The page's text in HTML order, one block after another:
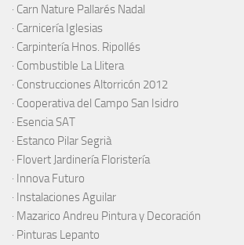
· Carn Nature Pallarés Nadal
· Carnicería Iglesias
· Carpintería Hnos. Ripollés
· Combustible La Llitera
· Construcciones Altorricón 2012
· Cooperativa del Campo San Isidro
· Esencia SAT
· Estanco Pilar Segrià
· Flovert Jardinería Floristería
· Innova Futuro
· Instalaciones Aguilar
· Mazarico Andreu Pintura y Decoración
· Pinturas Lepanto